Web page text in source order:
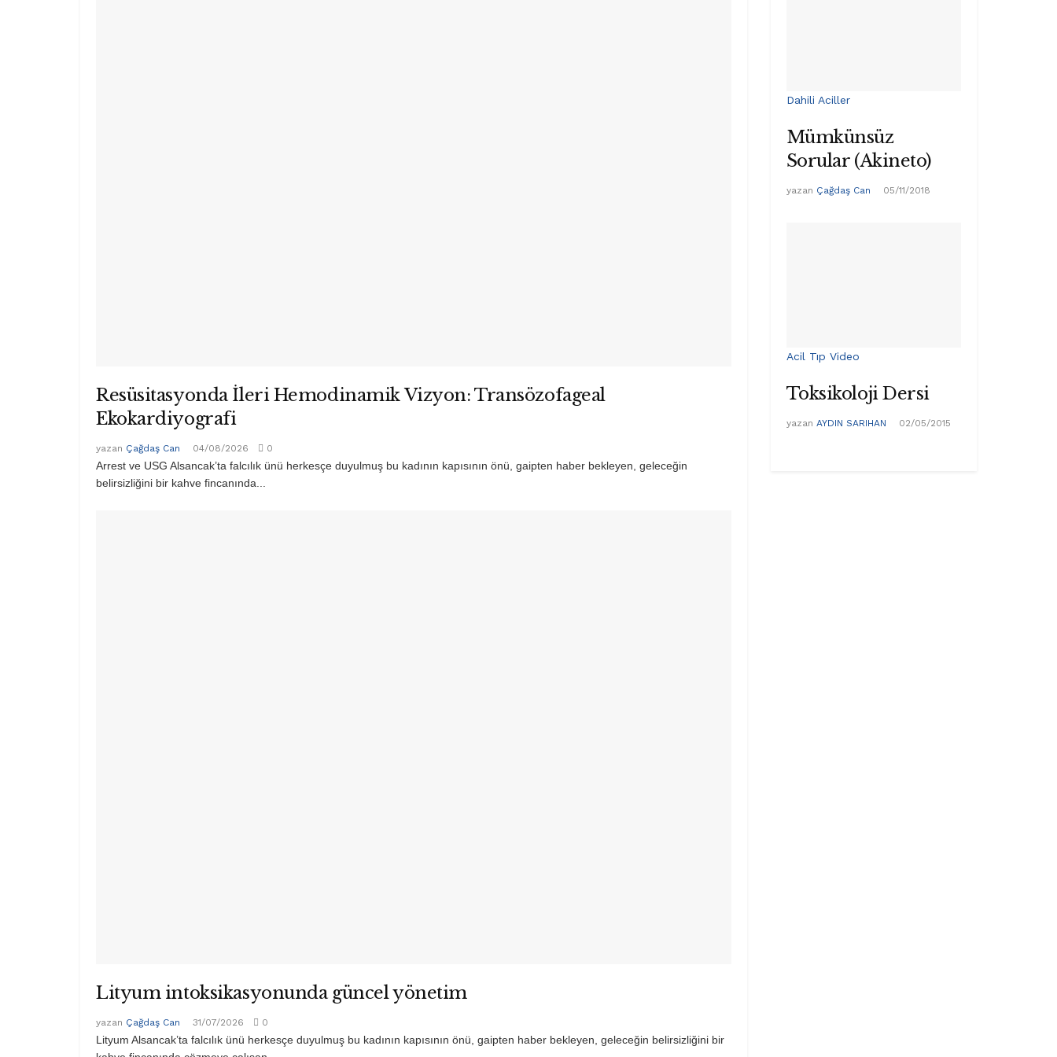
Resüsitasyonda İleri Hemodinamik Vizyon: Transözofageal
Ekokardiyografi
yazan Çağdaş Can 04/08/2026 0
Arrest ve USG Alsancak’ta falcılık ünü herkesçe duyulmuş bu kadının kapısının önü, gaipten haber bekleyen, geleceğin
belirsizliğini bir kahve fincanında...
Lityum intoksikasyonunda güncel yönetim
yazan Çağdaş Can 31/07/2026 0
Lityum Alsancak’ta falcılık ünü herkesçe duyulmuş bu kadının kapısının önü, gaipten haber bekleyen, geleceğin belirsizliğini bir
Dahili Aciller
Mümkünsüz
Sorular (Akineto)
yazan Çağdaş Can 05/11/2018
Acil Tıp Video
Toksikoloji Dersi
yazan AYDIN SARIHAN 02/05/2015